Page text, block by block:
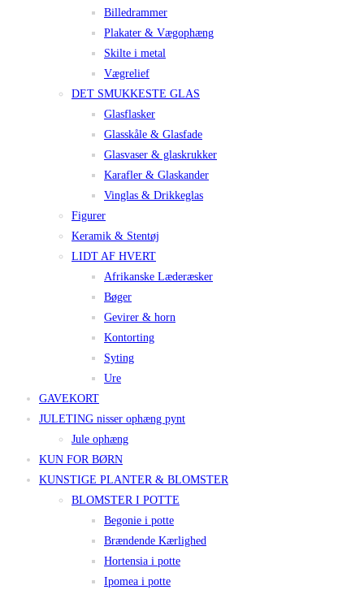
Billedrammer
Plakater & Vægophæng
Skilte i metal
Vægrelief
DET SMUKKESTE GLAS
Glasflasker
Glasskåle & Glasfade
Glasvaser & glaskrukker
Karafler & Glaskander
Vinglas & Drikkeglas
Figurer
Keramik & Stentøj
LIDT AF HVERT
Afrikanske Læderæsker
Bøger
Gevirer & horn
Kontorting
Syting
Ure
GAVEKORT
JULETING nisser ophæng pynt
Jule ophæng
KUN FOR BØRN
KUNSTIGE PLANTER & BLOMSTER
BLOMSTER I POTTE
Begonie i potte
Brændende Kærlighed
Hortensia i potte
Ipomea i potte